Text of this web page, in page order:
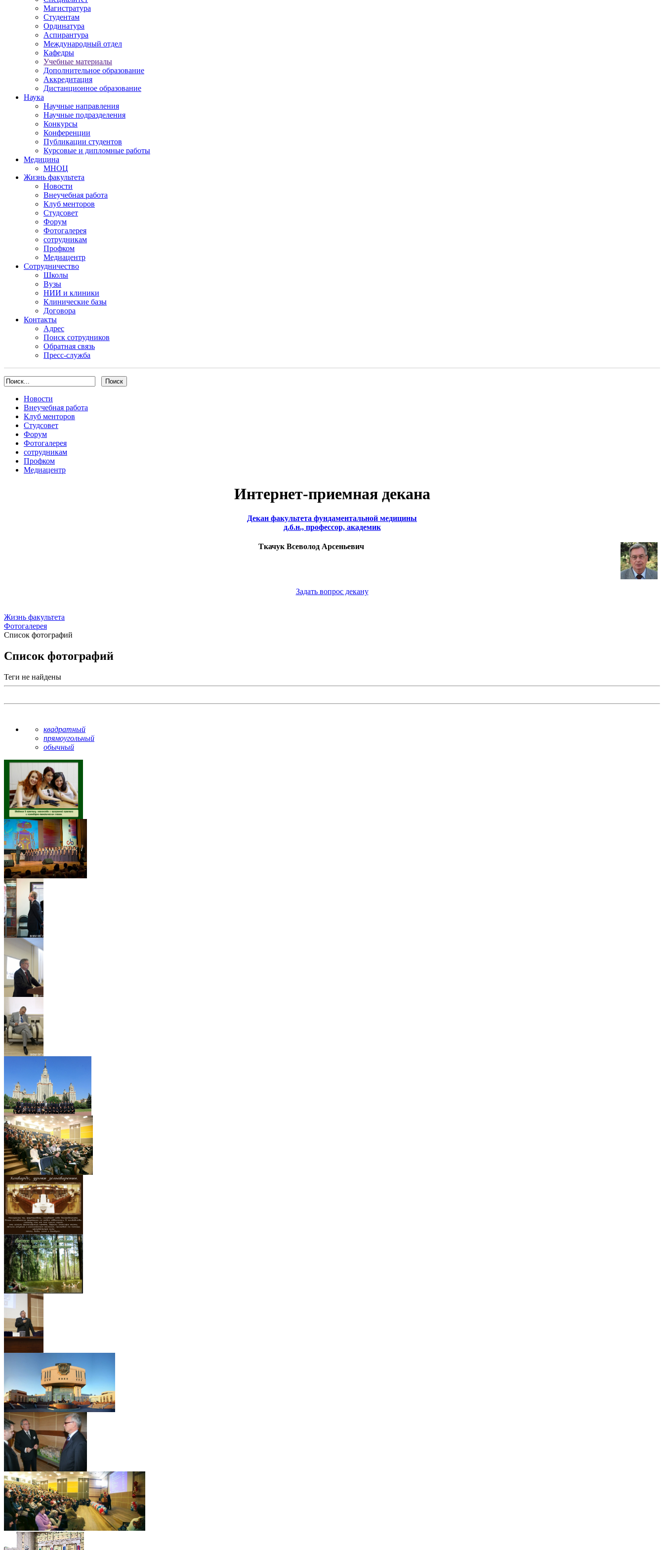
Магистратура
Студентам
Ординатура
Аспирантура
Международный отдел
Кафедры
Учебные материалы
Дополнительное образование
Аккредитация
Дистанционное образование
Наука
Научные направления
Научные подразделения
Конкурсы
Конференции
Публикации студентов
Курсовые и дипломные работы
Медицина
МНОЦ
Жизнь факультета
Новости
Внеучебная работа
Клуб менторов
Студсовет
Форум
Фотогалерея
сотрудникам
Профком
Медиацентр
Сотрудничество
Школы
Вузы
НИИ и клиники
Клинические базы
Договора
Контакты
Адрес
Поиск сотрудников
Обратная связь
Пресс-служба
Новости
Внеучебная работа
Клуб менторов
Студсовет
Форум
Фотогалерея
сотрудникам
Профком
Медиацентр
Интернет-приемная декана
Декан факультета фундаментальной медицины
д.б.н., профессор, академик
Ткачук Всеволод Арсеньевич
Задать вопрос декану
Жизнь факультета
Фотогалерея
Список фотографий
Список фотографий
Теги не найдены
квадратный
прямоугольный
обычный